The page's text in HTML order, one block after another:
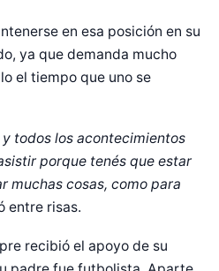
en esa posición en su
ya que demanda mucho
el tiempo que uno se
y todos los acontecimientos
porque tenés que estar
muchas cosas, como para
entre risas.
recibió el apoyo de su